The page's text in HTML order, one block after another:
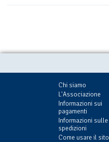
Chi siamo
L'Associazione
Informazioni sui
pagamenti
Informazioni sulle
spedizioni
Come usare il sito